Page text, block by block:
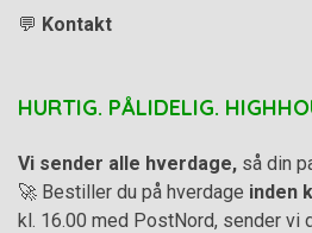
💬 Kontakt
HURTIG. PÅLIDELIG.
Vi sender alle hverdage, så din
🚀 Bestiller du på hverdage inden
kl. 16.00 med PostNord, sender vi